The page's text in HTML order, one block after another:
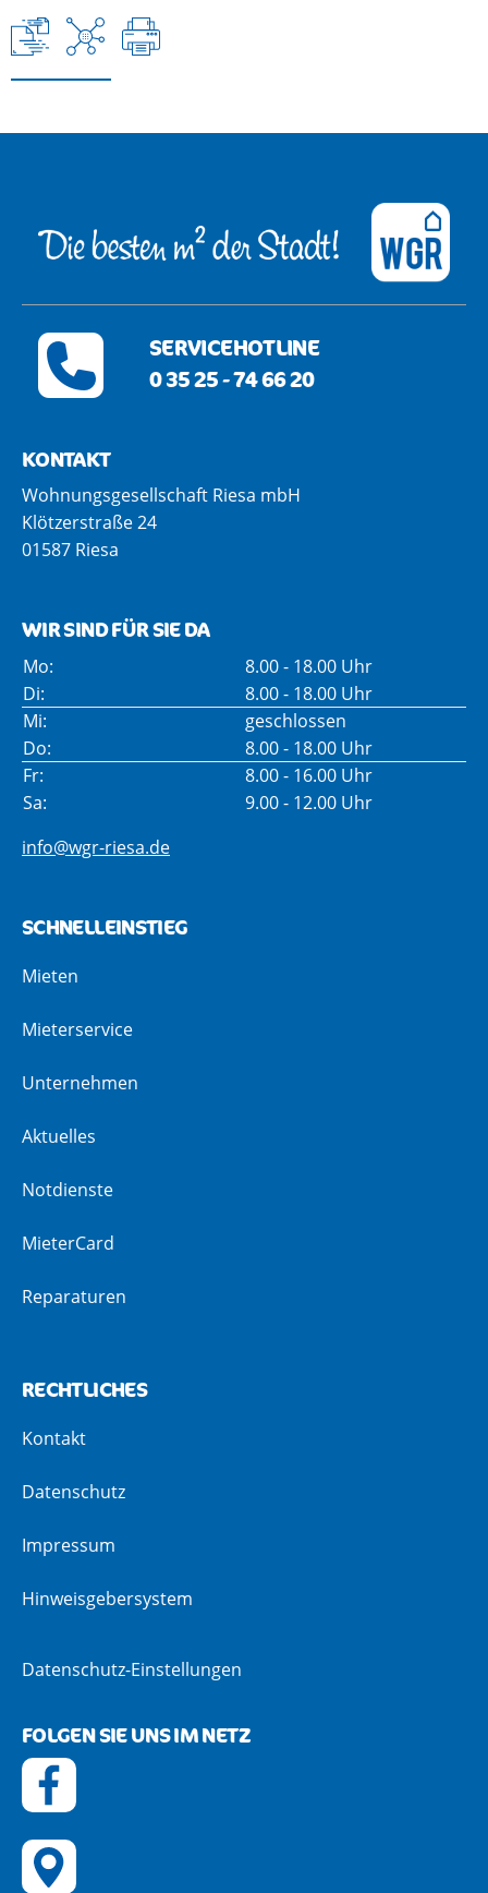
SERVICEHOTLINE
0 35 25 - 74 66 20
KONTAKT
Wohnungsgesellschaft Riesa mbH
Klötzerstraße 24
01587 Riesa
WIR SIND FÜR SIE DA
Mo:
8.00 - 18.00 Uhr
Di:
8.00 - 18.00 Uhr
Mi:
geschlossen
Do:
8.00 - 18.00 Uhr
Fr:
8.00 - 16.00 Uhr
Sa:
9.00 - 12.00 Uhr
info@wgr-riesa.de
SCHNELLEINSTIEG
Mieten
Mieterservice
Unternehmen
Aktuelles
Notdienste
MieterCard
Reparaturen
RECHTLICHES
Kontakt
Datenschutz
Impressum
Hinweisgebersystem
Datenschutz-Einstellungen
FOLGEN SIE UNS IM NETZ